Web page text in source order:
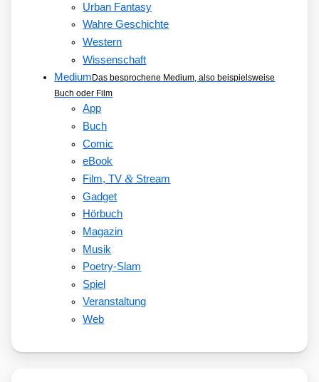
Urban Fantasy
Wahre Geschichte
Western
Wissenschaft
Medium Das besprochene Medium, also beispielsweise
Buch oder Film
App
Buch
Comic
eBook
Film, TV&Stream
Gadget
Hörbuch
Magazin
Musik
Poetry-Slam
Spiel
Veranstaltung
Web